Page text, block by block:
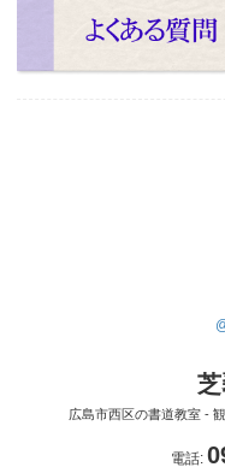
広島市西区の書道教室 -
電話: